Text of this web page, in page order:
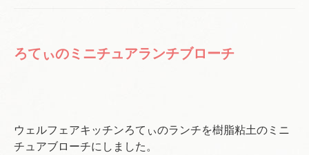
ろてぃのミニチュアランチブローチ
ウェルフェアキッチンろてぃのランチを樹脂粘土のミニ
チュアブローチにしました。